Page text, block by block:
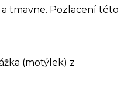
tmavne. Pozlacení této
(motýlek) z